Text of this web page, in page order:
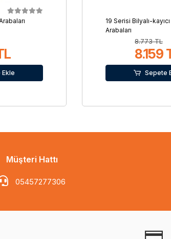
19 Serisi Bilyalı-
Arabaları
8.773 TL
8.159
Sepete
Müşteri Hattı
05457277306